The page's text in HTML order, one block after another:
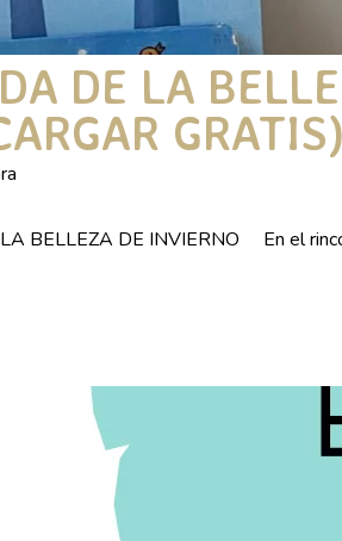
DE LA
GRATIS)
BELLEZA DE INVIERNO En el